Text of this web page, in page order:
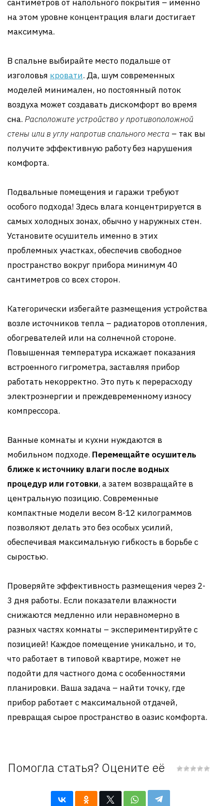
сантиметров от напольного покрытия – именно
на этом уровне концентрация влаги достигает
максимума.
В спальне выбирайте место подальше от
изголовья кровати. Да, шум современных
моделей минимален, но постоянный поток
воздуха может создавать дискомфорт во время
сна. Расположите устройство у противоположной
стены или в углу напротив спального места – так вы
получите эффективную работу без нарушения
комфорта.
Подвальные помещения и гаражи требуют
особого подхода! Здесь влага концентрируется в
самых холодных зонах, обычно у наружных стен.
Установите осушитель именно в этих
проблемных участках, обеспечив свободное
пространство вокруг прибора минимум 40
сантиметров со всех сторон.
Категорически избегайте размещения устройства
возле источников тепла – радиаторов отопления,
обогревателей или на солнечной стороне.
Повышенная температура искажает показания
встроенного гигрометра, заставляя прибор
работать некорректно. Это путь к перерасходу
электроэнергии и преждевременному износу
компрессора.
Ванные комнаты и кухни нуждаются в
мобильном подходе. Перемещайте осушитель
ближе к источнику влаги после водных
процедур или готовки, а затем возвращайте в
центральную позицию. Современные
компактные модели весом 8-12 килограммов
позволяют делать это без особых усилий,
обеспечивая максимальную гибкость в борьбе с
сыростью.
Проверяйте эффективность размещения через 2-
3 дня работы. Если показатели влажности
снижаются медленно или неравномерно в
разных частях комнаты – экспериментируйте с
позицией! Каждое помещение уникально, и то,
что работает в типовой квартире, может не
подойти для частного дома с особенностями
планировки. Ваша задача – найти точку, где
прибор работает с максимальной отдачей,
превращая сырое пространство в оазис комфорта.
Помогла статья? Оцените её